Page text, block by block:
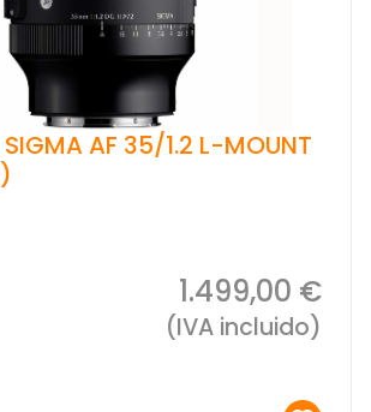
AF 35/1.2 L-MOUNT
1.499,00 €
(IVA incluido)